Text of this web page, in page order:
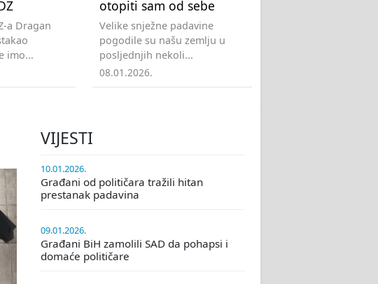
a Dragan
imo...
otopiti sam od sebe
Velike snježne padavine
pogodile su našu zemlju u
posljednjih nekoli...
08.01.2026.
VIJESTI
10.01.2026.
Građani od političara tražili hitan
prestanak padavina
09.01.2026.
Građani BiH zamolili SAD da pohapsi i
domaće političare